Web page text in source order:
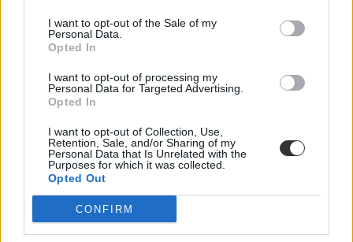
I want to opt-out of the Sale of my
Personal Data.
Opted In
I want to opt-out of processing my
Personal Data for Targeted Advertising.
Opted In
I want to opt-out of Collection, Use,
Retention, Sale, and/or Sharing of my
Personal Data that Is Unrelated with the
Purposes for which it was collected.
Opted Out
CONFIRM
hosszú hétvége és tanítási szünet
Még három hosszabb pihenő vár rátok idén: mutatjuk a dátumokat.
Campus life
Kovács Dóri
Lannert Judit: Rugalmasabb napkezdés, hosszabb
szünetek és több mozgás jöhet az alsó tagozatokban
szeptembertől
Tizennégy pontos szakmai javaslatcsomagot kaptak az általános
iskolák, amelynek célja, hogy csökkenjen az alsó tagozatos diákok
terhelése, és több idő jusson mozgásra, kreatív tevékenységekre,
valamint tapasztalati tanulásra. Az intézmények már a 2026/2027-es